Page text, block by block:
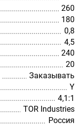
260
180
0,8
4,5
240
20
Заказывать
Y
4,1:1
TOR Industries
Россия